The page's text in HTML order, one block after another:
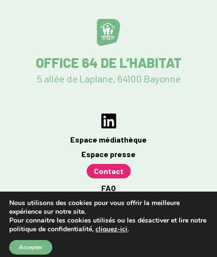
OFFICE 64 DE L’HABITAT
5 allée de Laplane, 64100 Bayonne
Espace médiathèque
Espace presse
Contact
FAQ
Mentions légales
Politique de confidentialité
Accessibilité : partiellement conforme à 96%
Nous utilisons des cookies pour vous offrir la meilleure
expérience sur notre site.
Pour connaitre les cookies utilisés ou les désactiver et lire notre
politique de confidentialité, cliquez-ici.
Accepter